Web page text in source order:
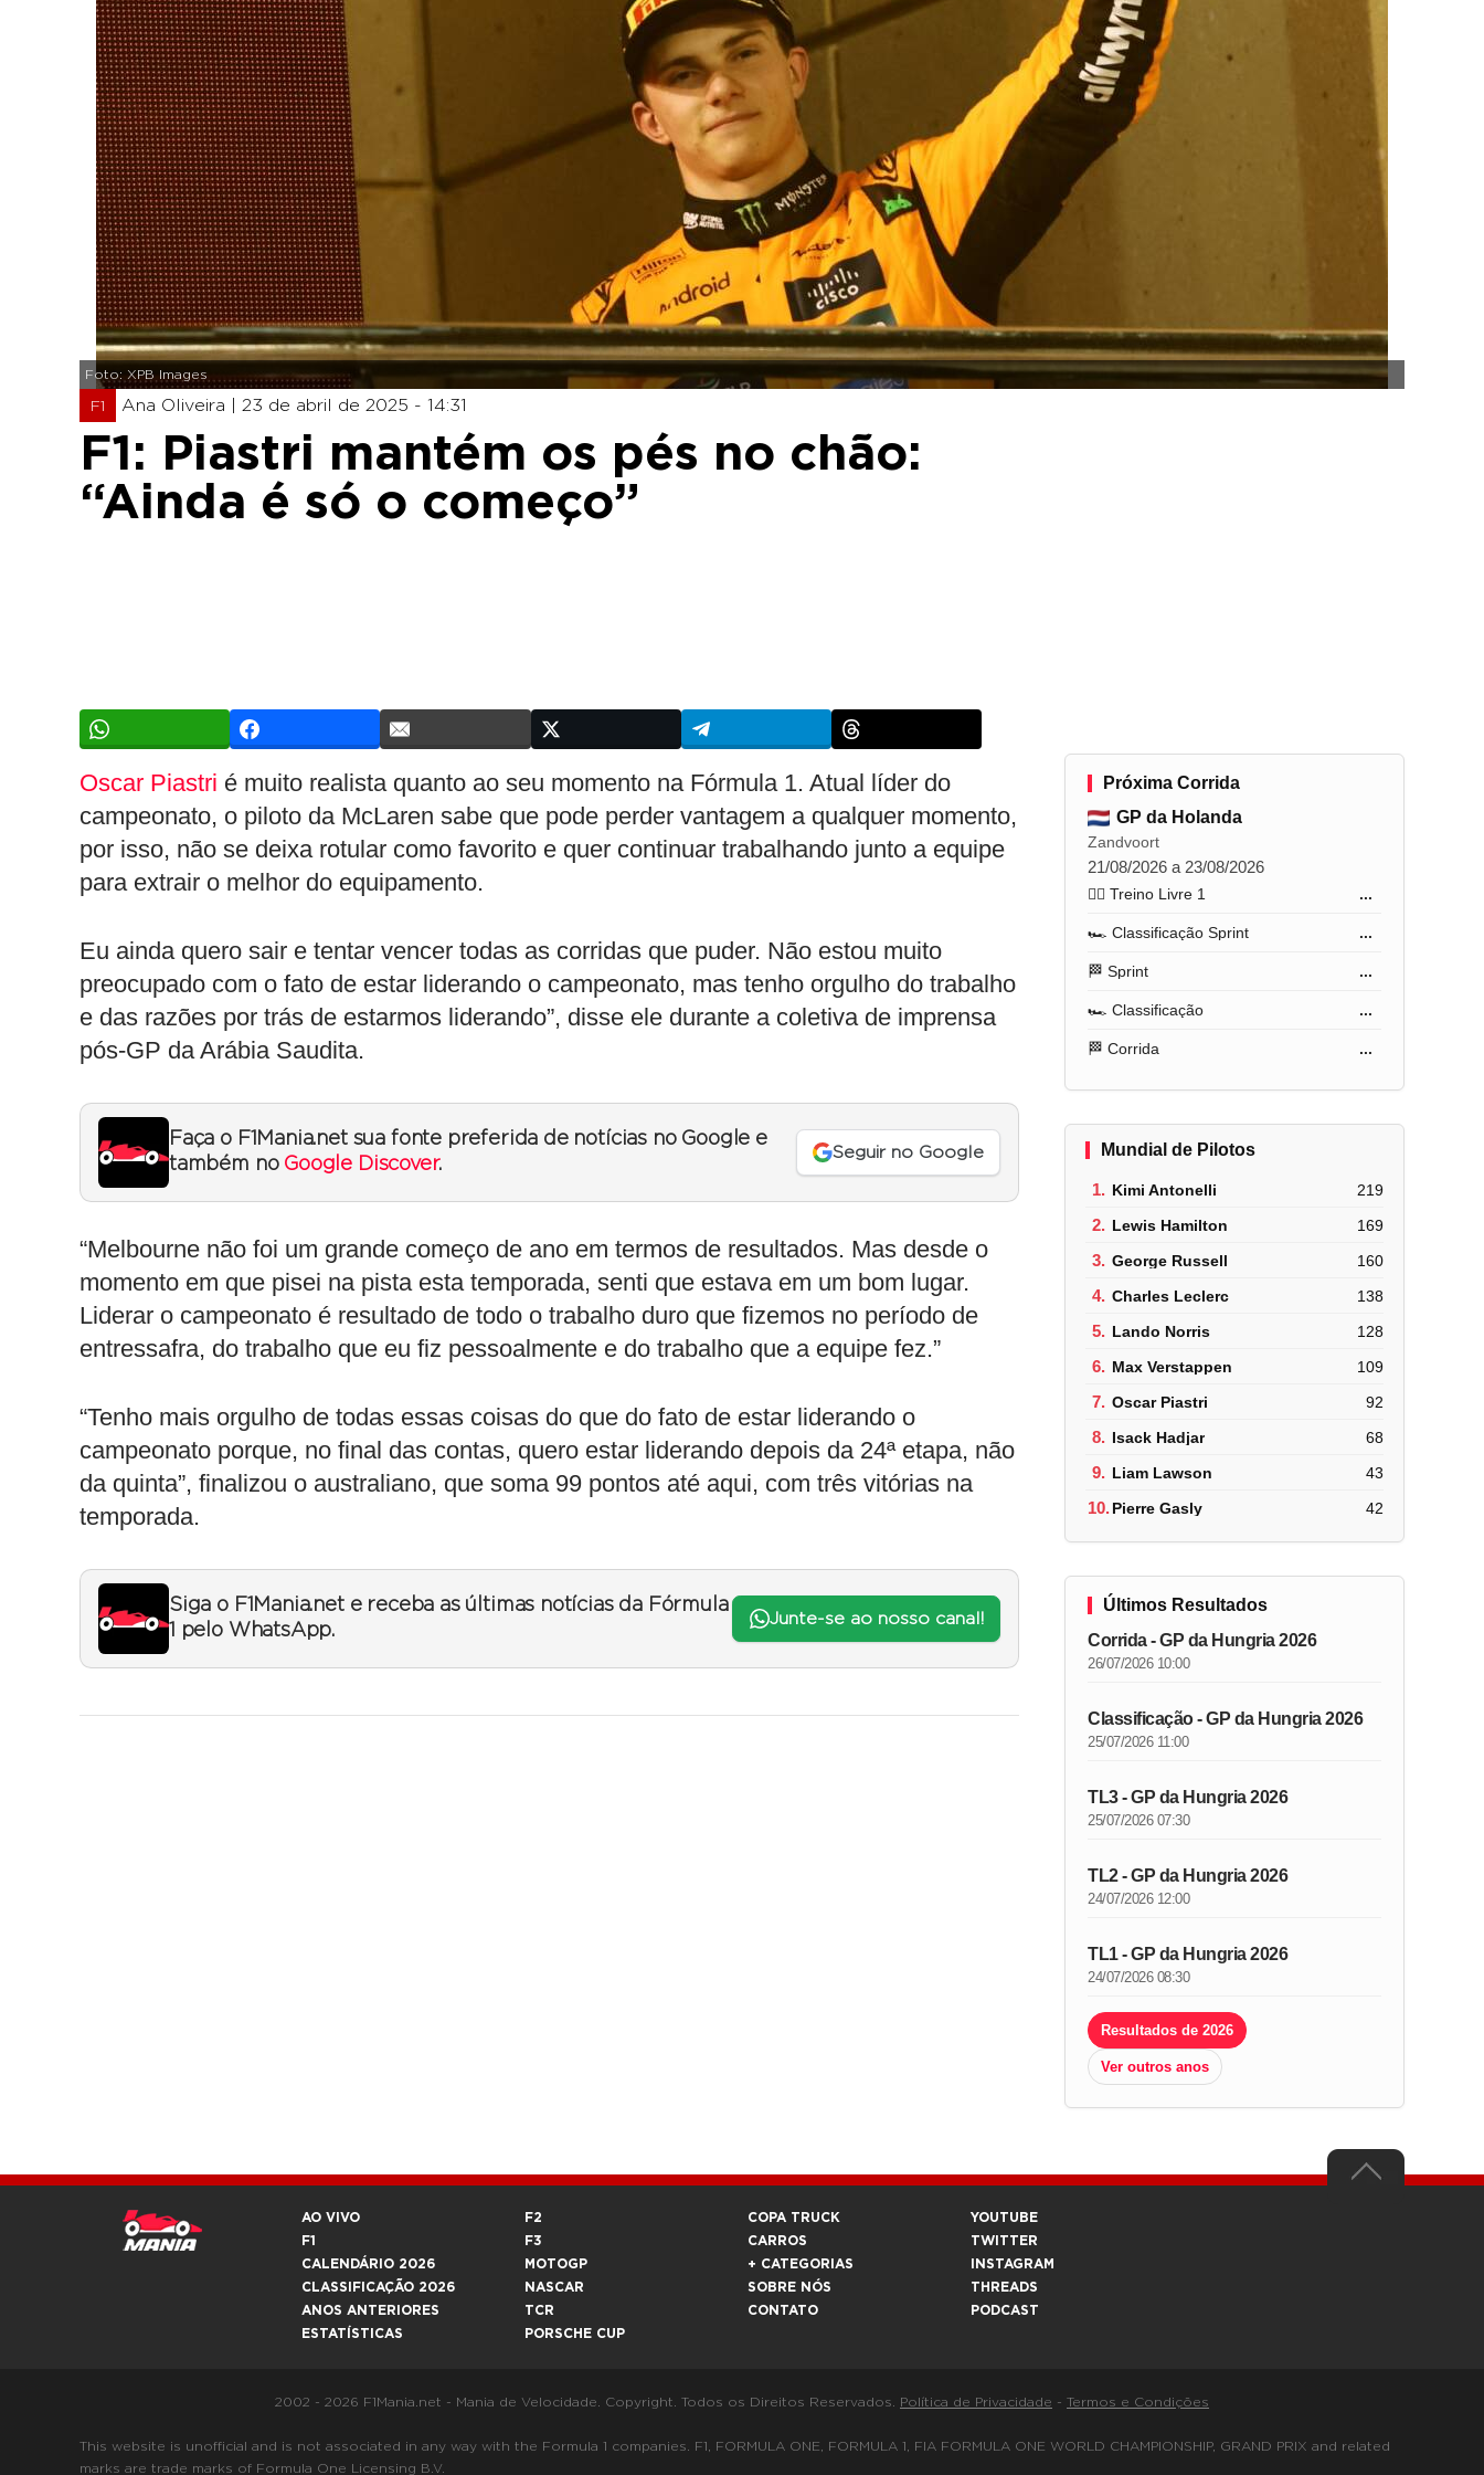
Foto: XPB Images
F1 Ana Oliveira | 23 de abril de 2025 - 14:31
F1: Piastri mantém os pés no chão:
“Ainda é só o começo”
Oscar Piastri é muito realista quanto ao seu momento na Fórmula 1. Atual líder do
campeonato, o piloto da McLaren sabe que pode perder vantagem a qualquer momento,
por isso, não se deixa rotular como favorito e quer continuar trabalhando junto a equipe
para extrair o melhor do equipamento.
Eu ainda quero sair e tentar vencer todas as corridas que puder. Não estou muito
preocupado com o fato de estar liderando o campeonato, mas tenho orgulho do trabalho
e das razões por trás de estarmos liderando”, disse ele durante a coletiva de imprensa
pós-GP da Arábia Saudita.
Faça o F1Mania.net sua fonte preferida de notícias no Google e
também no Google Discover.
Seguir no Google
“Melbourne não foi um grande começo de ano em termos de resultados. Mas desde o
momento em que pisei na pista esta temporada, senti que estava em um bom lugar.
Liderar o campeonato é resultado de todo o trabalho duro que fizemos no período de
entressafra, do trabalho que eu fiz pessoalmente e do trabalho que a equipe fez.”
“Tenho mais orgulho de todas essas coisas do que do fato de estar liderando o
campeonato porque, no final das contas, quero estar liderando depois da 24ª etapa, não
da quinta”, finalizou o australiano, que soma 99 pontos até aqui, com três vitórias na
temporada.
Siga o F1Mania.net e receba as últimas notícias da Fórmula
1 pelo WhatsApp.
Junte-se ao nosso canal!
Próxima Corrida
GP da Holanda
Zandvoort
21/08/2026 a 23/08/2026
🏋️‍♂️ Treino Livre 1 ...
🏎️ Classificação Sprint ...
🏁 Sprint ...
🏎️ Classificação ...
🏁 Corrida ...
Mundial de Pilotos
1. Kimi Antonelli 219
2. Lewis Hamilton 169
3. George Russell 160
4. Charles Leclerc 138
5. Lando Norris 128
6. Max Verstappen 109
7. Oscar Piastri 92
8. Isack Hadjar 68
9. Liam Lawson 43
10.Pierre Gasly 42
Últimos Resultados
Corrida - GP da Hungria 2026
26/07/2026 10:00
Classificação - GP da Hungria 2026
25/07/2026 11:00
TL3 - GP da Hungria 2026
25/07/2026 07:30
TL2 - GP da Hungria 2026
24/07/2026 12:00
TL1 - GP da Hungria 2026
24/07/2026 08:30
Resultados de 2026
Ver outros anos
AO VIVO
F1
CALENDÁRIO 2026
CLASSIFICAÇÃO 2026
ANOS ANTERIORES
ESTATÍSTICAS
F2
F3
MOTOGP
NASCAR
TCR
PORSCHE CUP
COPA TRUCK
CARROS
+ CATEGORIAS
SOBRE NÓS
CONTATO
YOUTUBE
TWITTER
INSTAGRAM
THREADS
PODCAST
2002 - 2026 F1Mania.net - Mania de Velocidade. Copyright. Todos os Direitos Reservados. Política de Privacidade - Termos e Condições
This website is unofficial and is not associated in any way with the Formula 1 companies. F1, FORMULA ONE, FORMULA 1, FIA FORMULA ONE WORLD CHAMPIONSHIP, GRAND PRIX and related
marks are trade marks of Formula One Licensing B.V.